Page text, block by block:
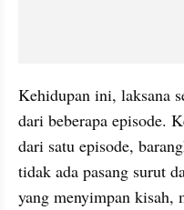
Kehidupan ini, laksana
dari beberapa episode.
dari satu episode,
tidak ada pasang surut
yang menyimpan kisah,